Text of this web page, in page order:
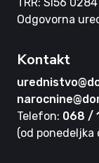
TRR: SI56
Odgovorna
Kontakt
Telefon: 068 /
(od ponedeljka